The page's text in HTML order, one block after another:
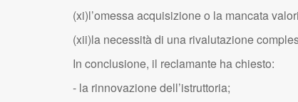
(xi)l’omessa acquisizione o la mancata
(xii)la necessità di una rivalutazione
In conclusione, il reclamante ha chiesto:
- la rinnovazione dell’istruttoria;